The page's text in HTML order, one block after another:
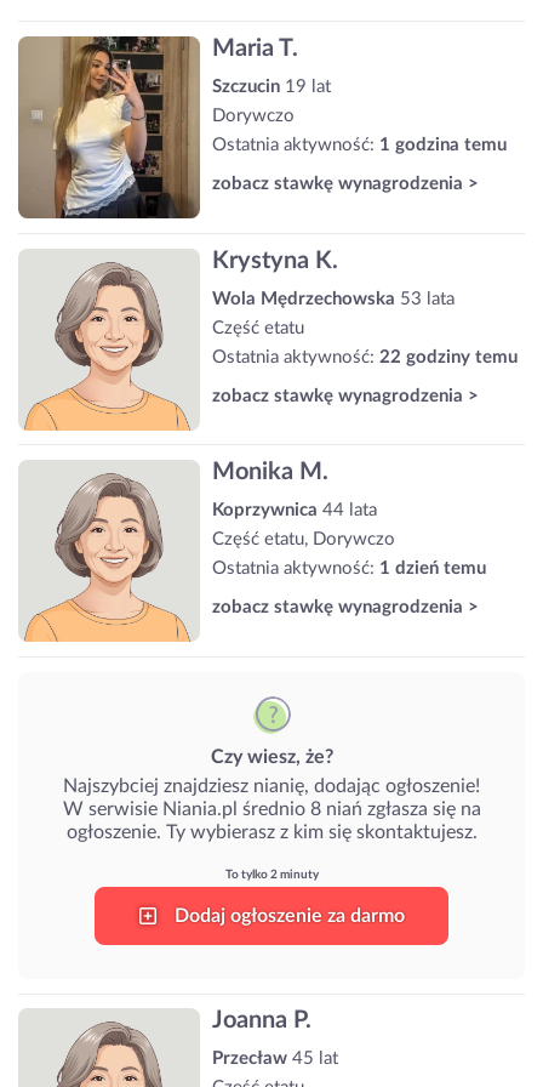
Maria T.
Szczucin 19 lat
Dorywczo
Ostatnia aktywność: 1 godzina temu
zobacz stawkę wynagrodzenia >
Krystyna K.
Wola Mędrzechowska 53 lata
Część etatu
Ostatnia aktywność: 22 godziny temu
zobacz stawkę wynagrodzenia >
Monika M.
Koprzywnica 44 lata
Część etatu, Dorywczo
Ostatnia aktywność: 1 dzień temu
zobacz stawkę wynagrodzenia >
Czy wiesz, że?
Najszybciej znajdziesz nianię, dodając ogłoszenie!
W serwisie Niania.pl średnio 8 niań zgłasza się na
ogłoszenie. Ty wybierasz z kim się skontaktujesz.
To tylko 2 minuty
Dodaj ogłoszenie za darmo
Joanna P.
Przecław 45 lat